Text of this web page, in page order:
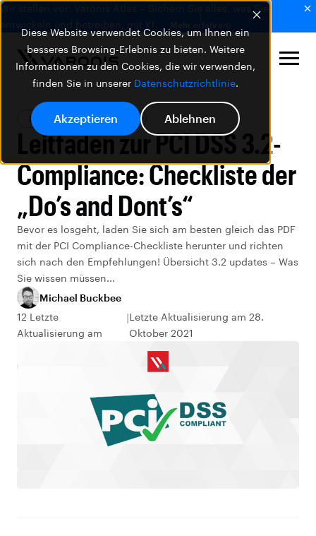
Diese Website verwendet Cookies, um Ihnen ein
besseres Browsing-Erlebnis zu bieten. Weitere
Informationen zu den Cookies, die wir verwenden,
finden Sie in unserer Datenschutzrichtlinie.
Akzeptieren Ablehnen
Wir stellen vor: Varonis Atlas – Sichern Sie alles, was Sie
entwickeln und betreiben, mit KI.
Mehr erfahren
Blog Datensicherheit
Leitfaden zur PCI DSS 3.2-
Compliance: Checkliste der
„Do’s and Dont’s“
Bevor es losgeht, laden Sie sich am besten gleich das PDF
mit der PCI Compliance-Checkliste herunter und richten
sich nach den Empfehlungen! Übersicht 3.2 updates – Was
Sie wissen müssen...
Michael Buckbee
12 Letzte
Aktualisierung am
Letzte Aktualisierung am 28.
Oktober 2021